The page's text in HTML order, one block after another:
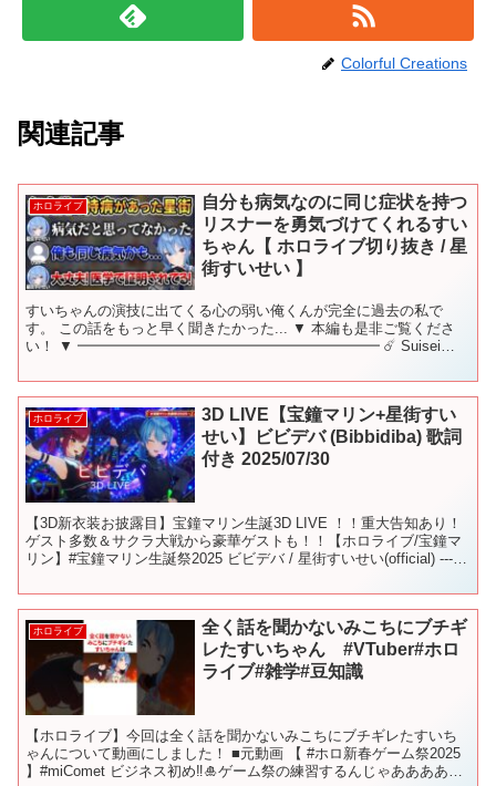
Colorful Creations
関連記事
ホロライブ
自分も病気なのに同じ症状を持つ
リスナーを勇気づけてくれるすい
ちゃん【 ホロライブ切り抜き / 星
街すいせい 】
すいちゃんの演技に出てくる心の弱い俺くんが完全に過去の私で
す。 この話をもっと早く聞きたかった... ▼ 本編も是非ご覧くださ
い！ ▼ ━━━━━━━━━━━━━━━━━━━━━ ☄️ Suisei
ホロライブ
3D LIVE【宝鐘マリン+星街すい
せい】ビビデバ (Bibbidiba) 歌詞
付き 2025/07/30
【3D新衣装お披露目】宝鐘マリン生誕3D LIVE ！！重大告知あり！
ゲスト多数＆サクラ大戦から豪華ゲストも！！【ホロライブ/宝鐘マ
リン】#宝鐘マリン生誕祭2025 ビビデバ / 星街すいせい(official) ------
ホロライブ
全く話を聞かないみこちにブチギ
レたすいちゃん #VTuber#ホロ
ライブ#雑学#豆知識
【ホロライブ】今回は全く話を聞かないみこちにブチギレたすいち
ゃんについて動画にしました！ ■元動画 【 #ホロ新春ゲーム祭2025
】#miComet ビジネス初め‼🎍ゲーム祭の練習するんじゃああああ